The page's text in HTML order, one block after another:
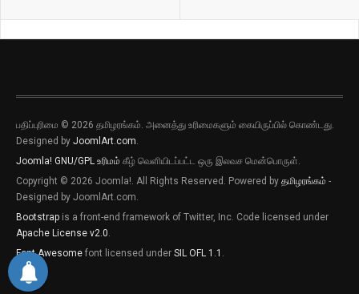
பதிப்புரிமை © 2026 தமிழரங்கம். அனைத்து உரிமைகளும் கையிருப்பில் கொண்டது.
Designed by JoomlArt.com.
Joomla! GNU/GPL உரிமம் கீழ் வெளியிடப்பட்ட ஒரு இலவச மென்பொருள்.
Copyright © 2026 Joomla!. All Rights Reserved. Powered by தமிழரங்கம் -
Designed by JoomlArt.com.
Bootstrap is a front-end framework of Twitter, Inc. Code licensed under
Apache License v2.0.
Font Awesome font licensed under SIL OFL 1.1 .